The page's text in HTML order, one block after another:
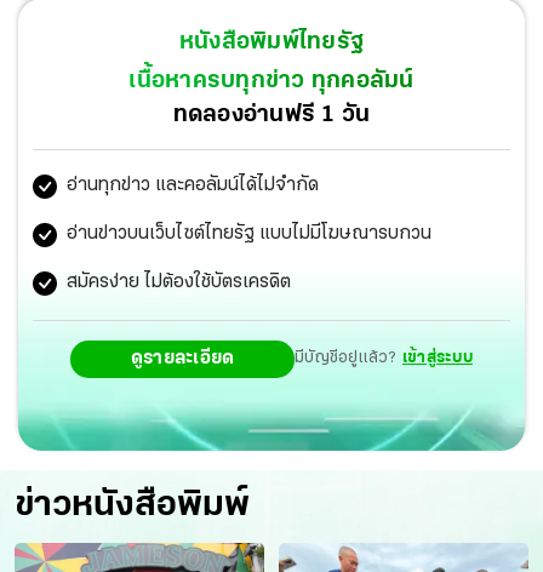
หนังสือพิมพ์ไทยรัฐ
เนื้อหาครบทุกข่าว ทุกคอลัมน์
ทดลองอ่านฟรี 1 วัน
อ่านทุกข่าว และคอลัมน์ได้ไม่จำกัด
อ่านข่าวบนเว็บไซต์ไทยรัฐ แบบไม่มีโฆษณารบกวน
สมัครง่าย ไม่ต้องใช้บัตรเครดิต
ดูรายละเอียด มีบัญชีอยู่แล้ว? เข้าสู่ระบบ
ข่าวหนังสือพิมพ์